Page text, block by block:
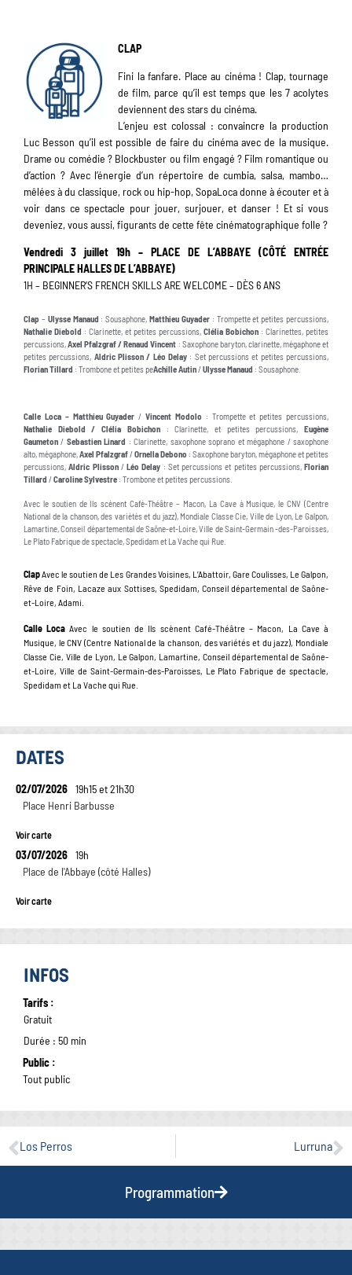
CLAP
Fini la fanfare. Place au cinéma ! Clap, tournage
de film, parce qu’il est temps que les 7 acolytes
deviennent des stars du cinéma.
L’enjeu est colossal : convaincre la production
Luc Besson qu’il est possible de faire du cinéma avec de la musique.
Drame ou comédie ? Blockbuster ou film engagé ? Film romantique ou
d’action ? Avec l’énergie d’un répertoire de cumbia, salsa, mambo…
mêlées à du classique, rock ou hip-hop, SopaLoca donne à écouter et à
voir dans ce spectacle pour jouer, surjouer, et danser ! Et si vous
deveniez, vous aussi, figurants de cette fête cinématographique folle ?
Vendredi 3 juillet 19h – PLACE DE L’ABBAYE (CÔTÉ ENTRÉE
PRINCIPALE HALLES DE L’ABBAYE)
1H – BEGINNER’S FRENCH SKILLS ARE WELCOME – DÈS 6 ANS
Clap – Ulysse Manaud : Sousaphone,Matthieu Guyader: Trompette et petites percussions,
Nathalie Diebold : Clarinette, et petites percussions, Clélia Bobichon : Clarinettes, petites
percussions,Axel Pfalzgraf / Renaud Vincent : Saxophone baryton, clarinette, mégaphone et
petites percussions, Aldric Plisson / Léo Delay : Set percussions et petites percussions,
Florian Tillard : Trombone et petites peAchille Autin/Ulysse Manaud : Sousaphone.
Calle Loca – Matthieu Guyader /Vincent Modolo : Trompette et petites percussions,
Nathalie Diebold / Clélia Bobichon: Clarinette, et petites percussions,Eugène
Gaumeton / Sebastien Linard : Clarinette, saxophone soprano et mégaphone / saxophone
alto, mégaphone,Axel Pfalzgraf/Ornella Debono : Saxophone baryton, mégaphone et petites
percussions,Aldric Plisson/ Léo Delay : Set percussions et petites percussions, Florian
Tillard /Caroline Sylvestre : Trombone et petites percussions.
Avec le soutien de Ils scènent Café-Théâtre – Macon, La Cave à Musique, le CNV (Centre
National de la chanson, des variétés et du jazz), Mondiale Classe Cie, Ville de Lyon, Le Galpon,
Lamartine, Conseil départemental de Saône-et-Loire, Ville de Saint-Germain -des-Paroisses,
Le Plato Fabrique de spectacle, Spedidam et La Vache qui Rue.
ClapAvec le soutien de Les Grandes Voisines, L’Abattoir, Gare Coulisses, Le Galpon,
Rêve de Foin, Lacaze aux Sottises, Spedidam, Conseil départemental de Saône-
et-Loire, Adami.
Calle Loca Avec le soutien de Ils scènent Café-Théâtre – Macon, La Cave à
Musique, le CNV (Centre National de la chanson, des variétés et du jazz), Mondiale
Classe Cie, Ville de Lyon, Le Galpon, Lamartine, Conseil départemental de Saône-
et-Loire, Ville de Saint-Germain-des-Paroisses, Le Plato Fabrique de spectacle,
Spedidam et La Vache qui Rue.
DATES
02/07/2026 19h15 et 21h30
Place Henri Barbusse
Voir carte
03/07/2026 19h
Place de l'Abbaye (côté Halles)
Voir carte
INFOS
Tarifs :
Gratuit
Durée : 50 min
Public :
Tout public
Lurruna
Los Perros
Programmation